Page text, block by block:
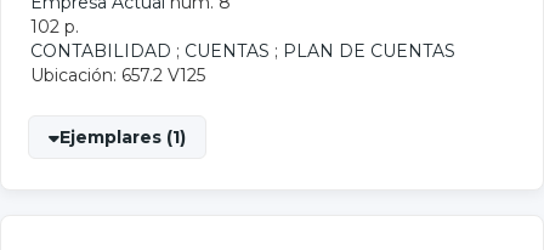
102 p.
CONTABILIDAD ; CUENTAS ; PLAN DE CUENTAS
Ubicación: 657.2 V125
Ejemplares (1)